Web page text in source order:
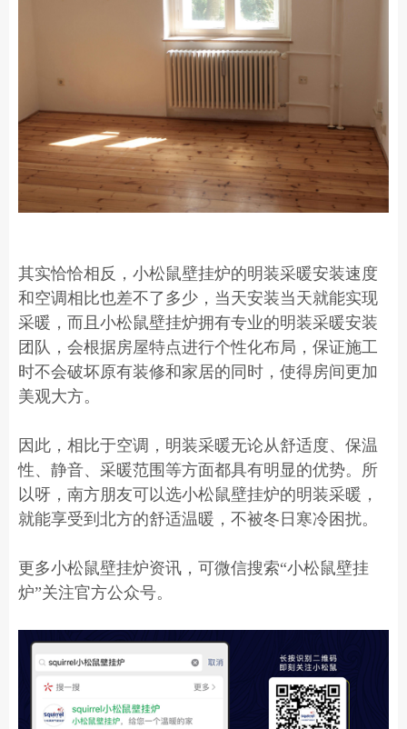
其实恰恰相反，小松鼠壁挂炉的明装采暖安装速度
和空调相比也差不了多少，当天安装当天就能实现
采暖，而且小松鼠壁挂炉拥有专业的明装采暖安装
团队，会根据房屋特点进行个性化布局，保证施工
时不会破坏原有装修和家居的同时，使得房间更加
美观大方。
因此，相比于空调，明装采暖无论从舒适度、保温
性、静音、采暖范围等方面都具有明显的优势。所
以呀，南方朋友可以选小松鼠壁挂炉的明装采暖，
就能享受到北方的舒适温暖，不被冬日寒冷困扰。
更多小松鼠壁挂炉资讯，可微信搜索“小松鼠壁挂
炉”关注官方公众号。